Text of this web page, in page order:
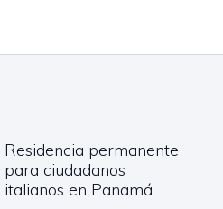
Previous
post:
Residencia permanente
para ciudadanos
italianos en Panamá